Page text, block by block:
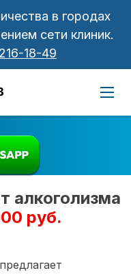
в городах
сети клиник.
18-49
алкоголизма
руб.